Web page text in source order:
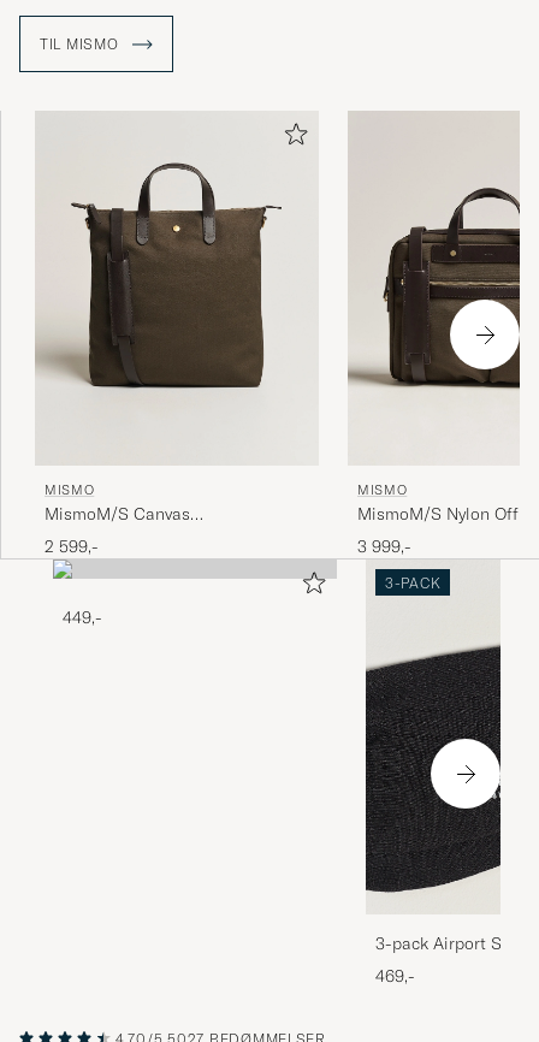
TIL MISMO
MISMO
MismoM/S Canvas
ShopperArmy/Dark Brown
2 599,-
MISMO
MismoM/S Nylon
Brown
3 999,-
449,-
3-PACK
3-pack Airport
Melange
469,-